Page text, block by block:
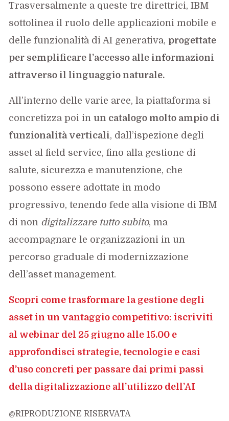
Trasversalmente a queste tre direttrici, IBM
sottolinea il ruolo delle applicazioni mobile e
delle funzionalità di AI generativa, progettate
per semplificare l’accesso alle informazioni
attraverso il linguaggio naturale.
All’interno delle varie aree, la piattaforma si
concretizza poi inun catalogo molto ampio di
funzionalità verticali, dall’ispezione degli
asset al field service, fino alla gestione di
salute, sicurezza e manutenzione, che
possono essere adottate in modo
progressivo, tenendo fede alla visione di IBM
di non digitalizzare tutto subito, ma
accompagnare le organizzazioni in un
percorso graduale di modernizzazione
dell’asset management.
Scopri come trasformare la gestione degli
asset in un vantaggio competitivo: iscriviti
al webinar del 25 giugno alle 15.00 e
approfondisci strategie, tecnologie e casi
d’uso concreti per passare dai primi passi
della digitalizzazione all’utilizzo dell’AI
@RIPRODUZIONE RISERVATA